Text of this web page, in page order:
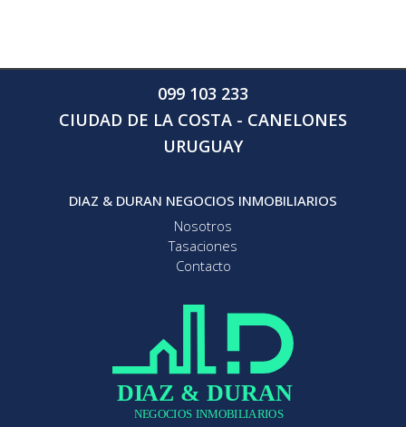
099 103 233
CIUDAD DE LA COSTA - CANELONES
URUGUAY
DIAZ & DURAN NEGOCIOS INMOBILIARIOS
Nosotros
Tasaciones
Contacto